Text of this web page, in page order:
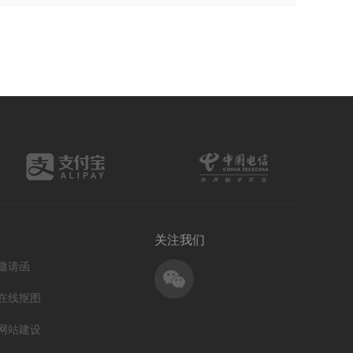
请函
线抠图
站建设
关注我们